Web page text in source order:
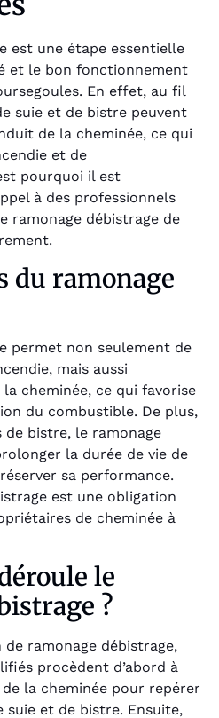
est une étape essentielle
et le bon fonctionnement
En effet, au fil
suie et de bistre peuvent
de la cheminée, ce qui
et de
pourquoi il est
à des professionnels
ramonage débistrage de
du ramonage
permet non seulement de
mais aussi
cheminée, ce qui favorise
du combustible. De plus,
bistre, le ramonage
la durée de vie de
sa performance.
est une obligation
de cheminée à
le
?
ramonage débistrage,
procèdent d’abord à
la cheminée pour repérer
suie et de bistre. Ensuite,